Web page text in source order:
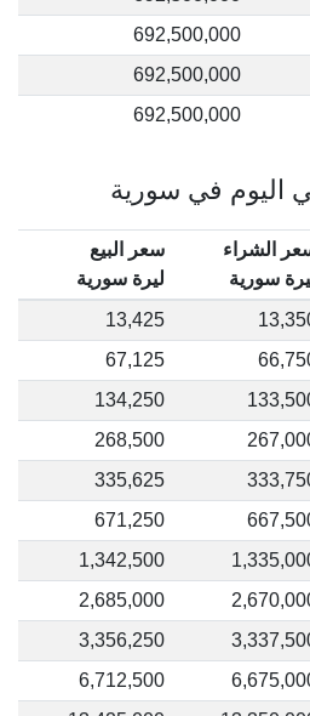
692,500,000
692,500,000
692,500,000
اليوم في سورية
الشراء
سورية
سعر البيع
ليرة سورية
13,425
67,125
134,250
268,500
335,625
671,250
1,342,500
2,685,000
3,356,250
6,712,500